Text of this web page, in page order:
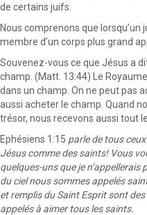
de certains juifs.
Nous comprenons que
membre d’un corps plus grand
Souvenez-vous ce que Jésus a
champ. (Matt. 13:44) Le
dans un champ. On ne peut pas
aussi acheter le champ. Quand
trésor, nous recevons aussi tout
Ephésiens 1:15 parle de tous
Jésus comme des saints! Vous
quelques-uns que je n’appellerais
du ciel nous sommes appelés
et remplis du Saint Esprit sont
appelés à aimer tous les saints.